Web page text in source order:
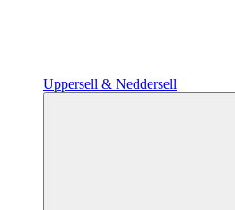
Uppersell & Neddersell